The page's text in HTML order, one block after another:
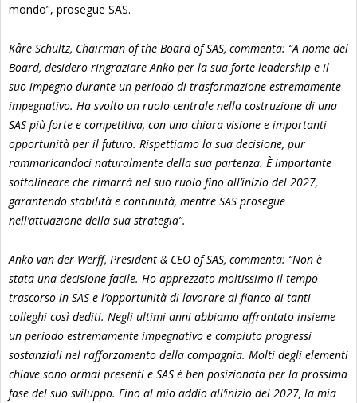
mondo”, prosegue SAS.
Kåre Schultz, Chairman of the Board of SAS, commenta: “A nome del
Board, desidero ringraziare Anko per la sua forte leadership e il
suo impegno durante un periodo di trasformazione estremamente
impegnativo. Ha svolto un ruolo centrale nella costruzione di una
SAS più forte e competitiva, con una chiara visione e importanti
opportunità per il futuro. Rispettiamo la sua decisione, pur
rammaricandoci naturalmente della sua partenza. È importante
sottolineare che rimarrà nel suo ruolo fino all’inizio del 2027,
garantendo stabilità e continuità, mentre SAS prosegue
nell’attuazione della sua strategia”.
Anko van der Werff, President & CEO of SAS, commenta: “Non è
stata una decisione facile. Ho apprezzato moltissimo il tempo
trascorso in SAS e l’opportunità di lavorare al fianco di tanti
colleghi così dediti. Negli ultimi anni abbiamo affrontato insieme
un periodo estremamente impegnativo e compiuto progressi
sostanziali nel rafforzamento della compagnia. Molti degli elementi
chiave sono ormai presenti e SAS è ben posizionata per la prossima
fase del suo sviluppo. Fino al mio addio all’inizio del 2027, la mia